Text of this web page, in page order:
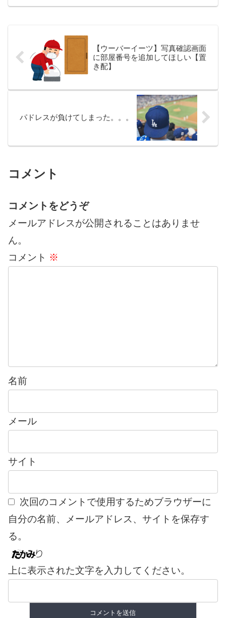
【ウーバーイーツ】写真確認画面
に部屋番号を追加してほしい【置
き配】
パドレスが負けてしまった。。。
コメント
コメントをどうぞ
メールアドレスが公開されることはありませ
ん。
コメント ※
名前
メール
サイト
次回のコメントで使用するためブラウザーに
自分の名前、メールアドレス、サイトを保存す
る。
上に表示された文字を入力してください。